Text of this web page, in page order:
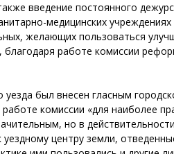
введение постоянного
медицинских
желающих пользоваться
работе комиссии
был внесен гласным
комиссии «для наиболее
но в
центру земли,